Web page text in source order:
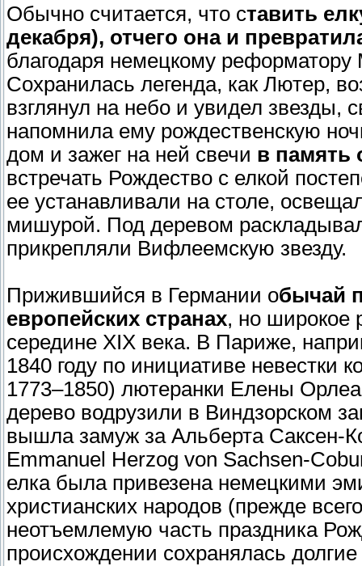
Обычно считается, что ставить
декабря), отчего она и
благодаря немецкому
Сохранилась легенда, как Лютер,
взглянул на небо и увидел звезды,
напомнила ему рождественскую
дом и зажег на ней свечи в память
встречать Рождество с елкой
ее устанавливали на столе,
мишурой. Под деревом
прикрепляли Вифлеемскую звезду.
Прижившийся в Германии обычай
европейских странах, но широкое
середине XIX века. В Париже,
1840 году по инициативе невестки
1773–1850) лютеранки Елены
дерево водрузили в Виндзорском
вышла замуж за Альберта Саксен-
Emmanuel Herzog von Sachsen-
елка была привезена немецкими
христианских народов (прежде
неотъемлемую часть праздника
происхождении сохранялась долгие